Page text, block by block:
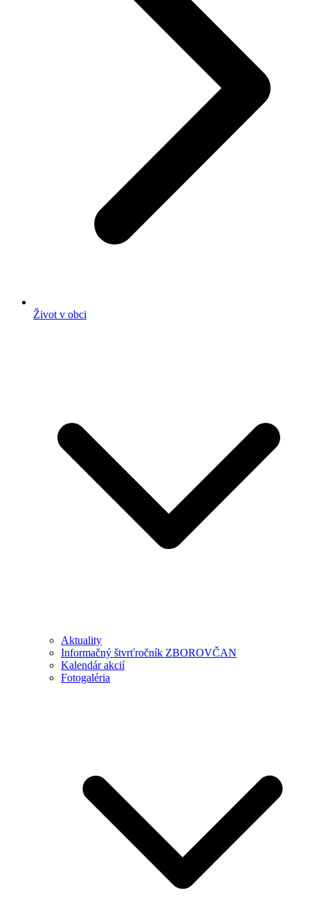
Život v obci
Aktuality
Informačný štvrťročník ZBOROVČAN
Kalendár akcií
Fotogaléria